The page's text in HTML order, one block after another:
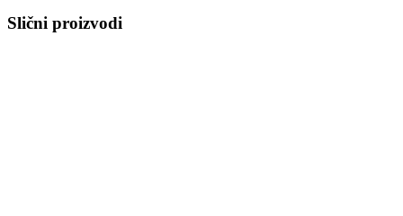
Slični proizvodi